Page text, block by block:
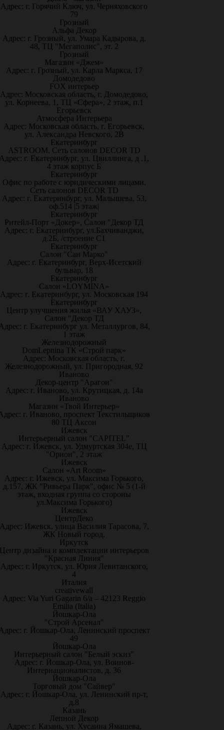
Адрес: г. Горячий Ключ, ул. Черняховского
79
Грозный
Альфа Декор
Адрес: г. Грозный, ул. Умара Кадырова, д.
48, ТЦ "Мегаполис", эт. 2
Грозный
Магазин «Джем»
Адрес: г. Грозный, ул. Карла Маркса, 17
Домодедово
FOX интерьер
Адрес: Московская область, г. Домодедово,
ул. Корнеева, 1, ТЦ «Сфера», 2 этаж, п.1
Егорьевск
Атмосфера Интерьера
Адрес: Московская область, г. Егорьевск,
ул. Александра Невского, 2В
Екатеринбург
ASTROOM. Сеть салонов DECOR TD
г. Екатеринбург, ул. Цвиллинга, д .1,
4 этаж корпус Б
Екатеринбург
Офис по работе с юридическими лицами.
Сеть салонов DECOR TD
Адрес: г. Екатеринбург, ул. Малышева, 53,
оф.514 |5 этаж|
Екатеринбург
Ритейл-Порт «Докер», Салон "Декор ТД
Адрес: г. Екатеринбург, ул.Бахчиванджи,
д.2Б, /строение С1
Екатеринбург
Салон "Сан Марко"
Адрес: г. Екатеринбург, Верх-Исетский
бульвар, 18
Екатеринбург
Салон «LOYMINA»
Адрес: г. Екатеринбург, ул. Московская 194
Екатеринбург
Центр улучшения жилья «ВАУ ХАУЗ»,
Салон "Декор ТД
г. Екатеринбург ул. Металлургов, 84,
1 этаж
Железнодорожный
DomLepnina ТК «Строй парк»
Адрес: Московская область, г.
Железнодорожный, ул. Пригородная, 92
Иваново
Декор-центр "Арагон"
Адрес: г. Иваново, ул. Крутицкая, д. 14а
Иваново
Магазин «Твой Интерьер»
г. Иваново, проспект Текстильщиков
80 ТЦ Аксон
Ижевск
Интерьерный салон "CAPITEL"
Адрес: г. Ижевск, ул. Удмуртская 304е, ТЦ
"Орион", 2 этаж
Ижевск
Салон «Art Room»
Адрес: г. Ижевск, ул. Максима Горького,
д.157, ЖК "Ривьера Парк", офис № 5 (1-й
этаж, входная группа со стороны
ул.Максима Горького)
Ижевск
ЦентрДеко
Ижевск, улица Василия Тарасова, 7,
ЖК Новый город.
Иркутск
дизайна и комплектации интерьеров
"Красная Линия"
Адрес: г. Иркутск, ул. Юрия Левитанского,
4
Италия
creativewall
Адрес: Via Yuri Gagarin 6/a – 42123 Reggio
Emilia (Italia)
Йошкар-Ола
"Строй Арсенал"
г. Йошкар-Ола, Ленинский проспект
49
Йошкар-Ола
Интерьерный салон "Белый эскиз"
Адрес: г. Йошкар-Ола, ул. Воинов-
Интернационалистов, д. 36
Йошкар-Ола
Торговый дом "Сайвер"
Адрес: г. Йошкар-Ола, ул. Ленинский пр-т,
д.8
Казань
Лепной Декор
Адрес: г. Казань, ул. Хусаина Ямашева,